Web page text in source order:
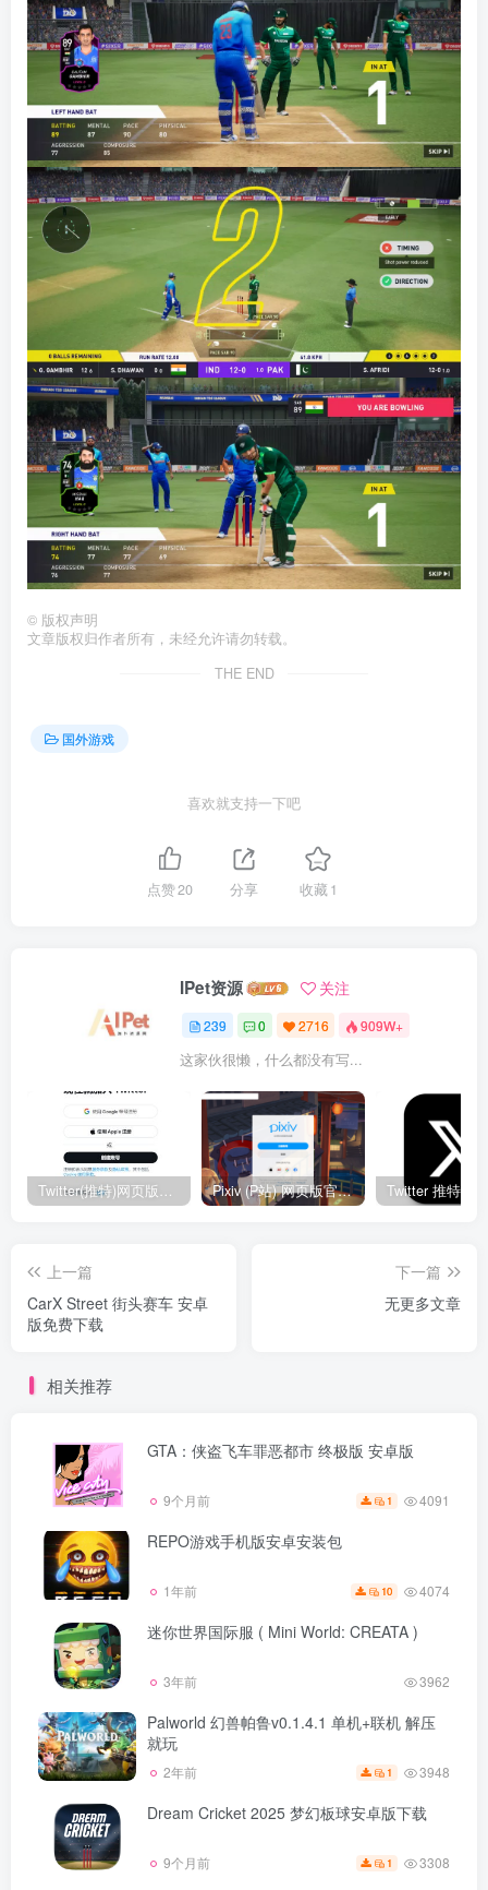
© 版权声明
文章版权归作者所有，未经允许请勿转载。
THE END
国外游戏
喜欢就支持一下吧
点赞20 分享 收藏1
IPet资源 关注
239 0 2716 909W+
这家伙很懒，什么都没有写...
Twitter(推特)网页版官网入口地址 Pixiv (P站) 网页版官网入口地址
上一篇
CarX Street 街头赛车 安卓
版免费下载
下一篇
无更多文章
相关推荐
GTA：侠盗飞车罪恶都市 终极版 安卓版
9个月前 1 4091
REPO游戏手机版安卓安装包
1年前 10 4074
迷你世界国际服 ( Mini World: CREATA )
3年前 3962
Palworld 幻兽帕鲁v0.1.4.1 单机+联机 解压
就玩
2年前 1 3948
Dream Cricket 2025 梦幻板球安卓版下载
9个月前 1 3308